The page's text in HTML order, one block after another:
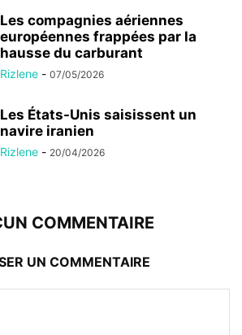
Les compagnies aériennes
européennes frappées par la
hausse du carburant
Rizlene - 07/05/2026
Les États-Unis saisissent un
navire iranien
Rizlene - 20/04/2026
COMMENTAIRE
UN COMMENTAIRE